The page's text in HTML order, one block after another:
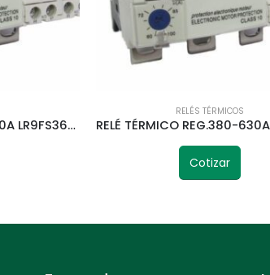
RELÉ TÉRMICO REG.90-150A LR9FS369 TELETRIC
RELÉS TÉRMICOS
Cotizar